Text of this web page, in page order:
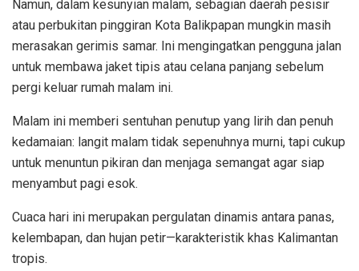
Namun, dalam kesunyian malam, sebagian daerah pesisir
atau perbukitan pinggiran Kota Balikpapan mungkin masih
merasakan gerimis samar. Ini mengingatkan pengguna jalan
untuk membawa jaket tipis atau celana panjang sebelum
pergi keluar rumah malam ini.
Malam ini memberi sentuhan penutup yang lirih dan penuh
kedamaian: langit malam tidak sepenuhnya murni, tapi cukup
untuk menuntun pikiran dan menjaga semangat agar siap
menyambut pagi esok.
Cuaca hari ini merupakan pergulatan dinamis antara panas,
kelembapan, dan hujan petir—karakteristik khas Kalimantan
tropis.